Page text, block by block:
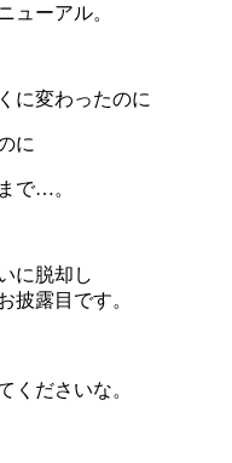
ューアル。
に変わったのに
に
で…。
に脱却し
披露目です。
くださいな。